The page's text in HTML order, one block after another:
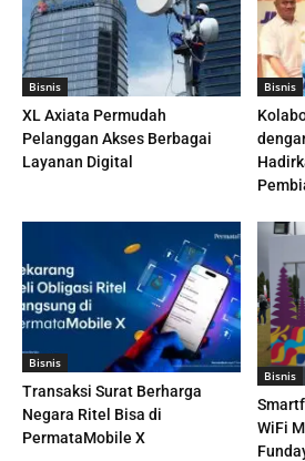
Bisnis
XL Axiata Permudah
Pelanggan Akses Berbagai
Layanan Digital
Bisnis
Bisnis
Transaksi Surat Berharga
Negara Ritel Bisa di
PermataMobile X
Bisnis
WiFi